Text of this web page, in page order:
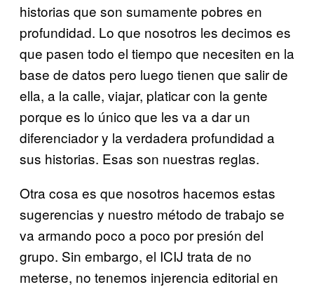
historias que son sumamente pobres en
profundidad. Lo que nosotros les decimos es
que pasen todo el tiempo que necesiten en la
base de datos pero luego tienen que salir de
ella, a la calle, viajar, platicar con la gente
porque es lo único que les va a dar un
diferenciador y la verdadera profundidad a
sus historias. Esas son nuestras reglas.
Otra cosa es que nosotros hacemos estas
sugerencias y nuestro método de trabajo se
va armando poco a poco por presión del
grupo. Sin embargo, el ICIJ trata de no
meterse, no tenemos injerencia editorial en